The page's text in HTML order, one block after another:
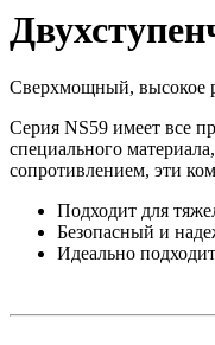
Сверхмощный, высокое
Серия NS59 имеет все
специального
сопротивлением, эти
Подходит для
Безопасный и
Идеально